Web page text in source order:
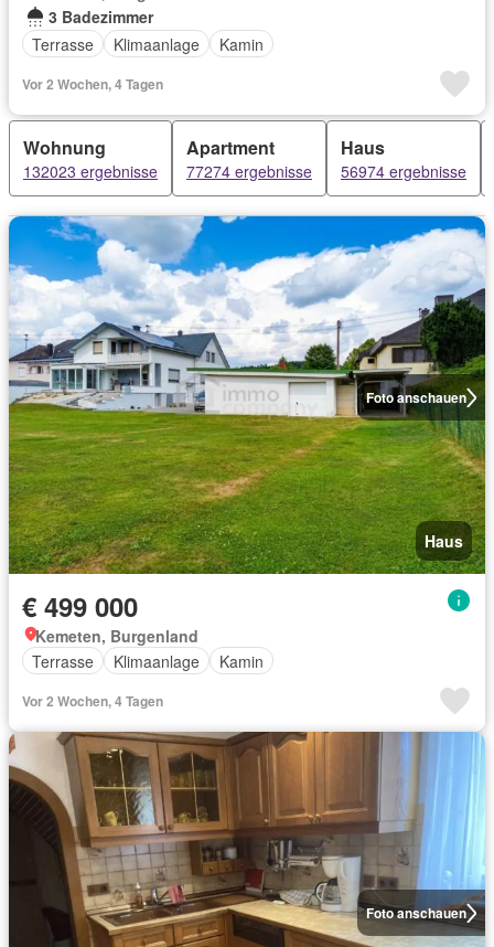
3 Badezimmer
Terrasse
Klimaanlage Kamin
Vor 2 Wochen, 4 Tagen
Wohnung
132023 ergebnisse
Apartment
77274 ergebnisse
Haus
56974 ergebnisse
Foto anschauen
Haus
€ 499 000
Kemeten, Burgenland
Terrasse
Klimaanlage Kamin
Vor 2 Wochen, 4 Tagen
Foto anschauen